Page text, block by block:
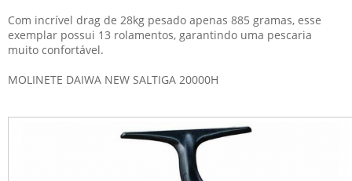
Com incrível drag de 28kg pesado apenas 885 gramas, esse
exemplar possui 13 rolamentos, garantindo uma pescaria
muito confortável.
MOLINETE DAIWA NEW SALTIGA 20000H